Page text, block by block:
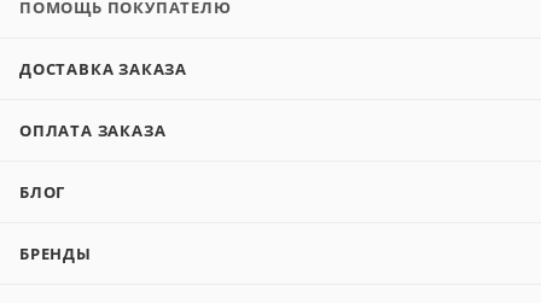
ПОМОЩЬ ПОКУПАТЕЛЮ
ДОСТАВКА ЗАКАЗА
ОПЛАТА ЗАКАЗА
БЛОГ
БРЕНДЫ